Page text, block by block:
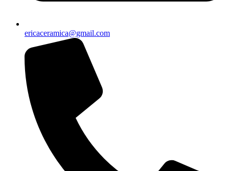
ericaceramica@gmail.com